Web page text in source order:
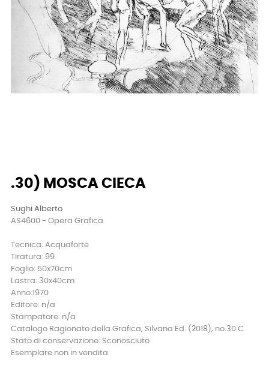
.30) MOSCA CIECA
Sughi Alberto
AS4600 - Opera Grafica
Tecnica: Acquaforte
Tiratura: 99
Foglio: 50x70cm
Lastra: 30x40cm
Anno:1970
Editore: n/a
Stampatore: n/a
Catalogo Ragionato della Grafica, Silvana Ed. (2018), no.30.C
Stato di conservazione: Sconosciuto
Esemplare non in vendita